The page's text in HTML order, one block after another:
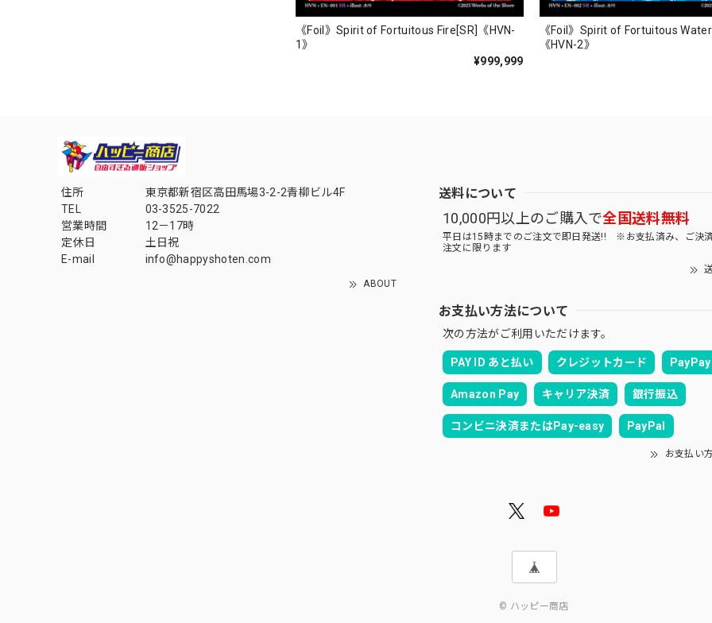
《Foil》Spirit of Fortuitous Fire[SR]《HVN-
1》
¥999,999
《Foil》Spirit of Fortuitous
《HVN-2》
住所
東京都新宿区高田馬場3-2-2青柳ビル4F
TEL
03-3525-7022
営業時間
12－17時
定休日
土日祝
E-mail
info@happyshoten.com
ABOUT
送料について
10,000円以上のご購入で全国送料無料
平日は15時までのご注文で即日発送!! ※お支払済み、ご決
注文に限ります
お支払い方法について
次の方法がご利用いただけます。
PAY ID あと払い クレジットカード PayPay
Amazon Pay キャリア決済 銀行振込
コンビニ決済またはPay-easy PayPal
お支払い
© ハッピー商店